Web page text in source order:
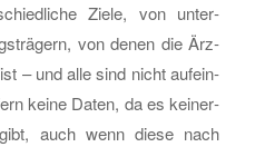
Ziele, von un­ter­
von denen die Ärz­
– und alle sind nicht auf­ein­
keine Daten, da es kei­ner­
auch wenn diese nach